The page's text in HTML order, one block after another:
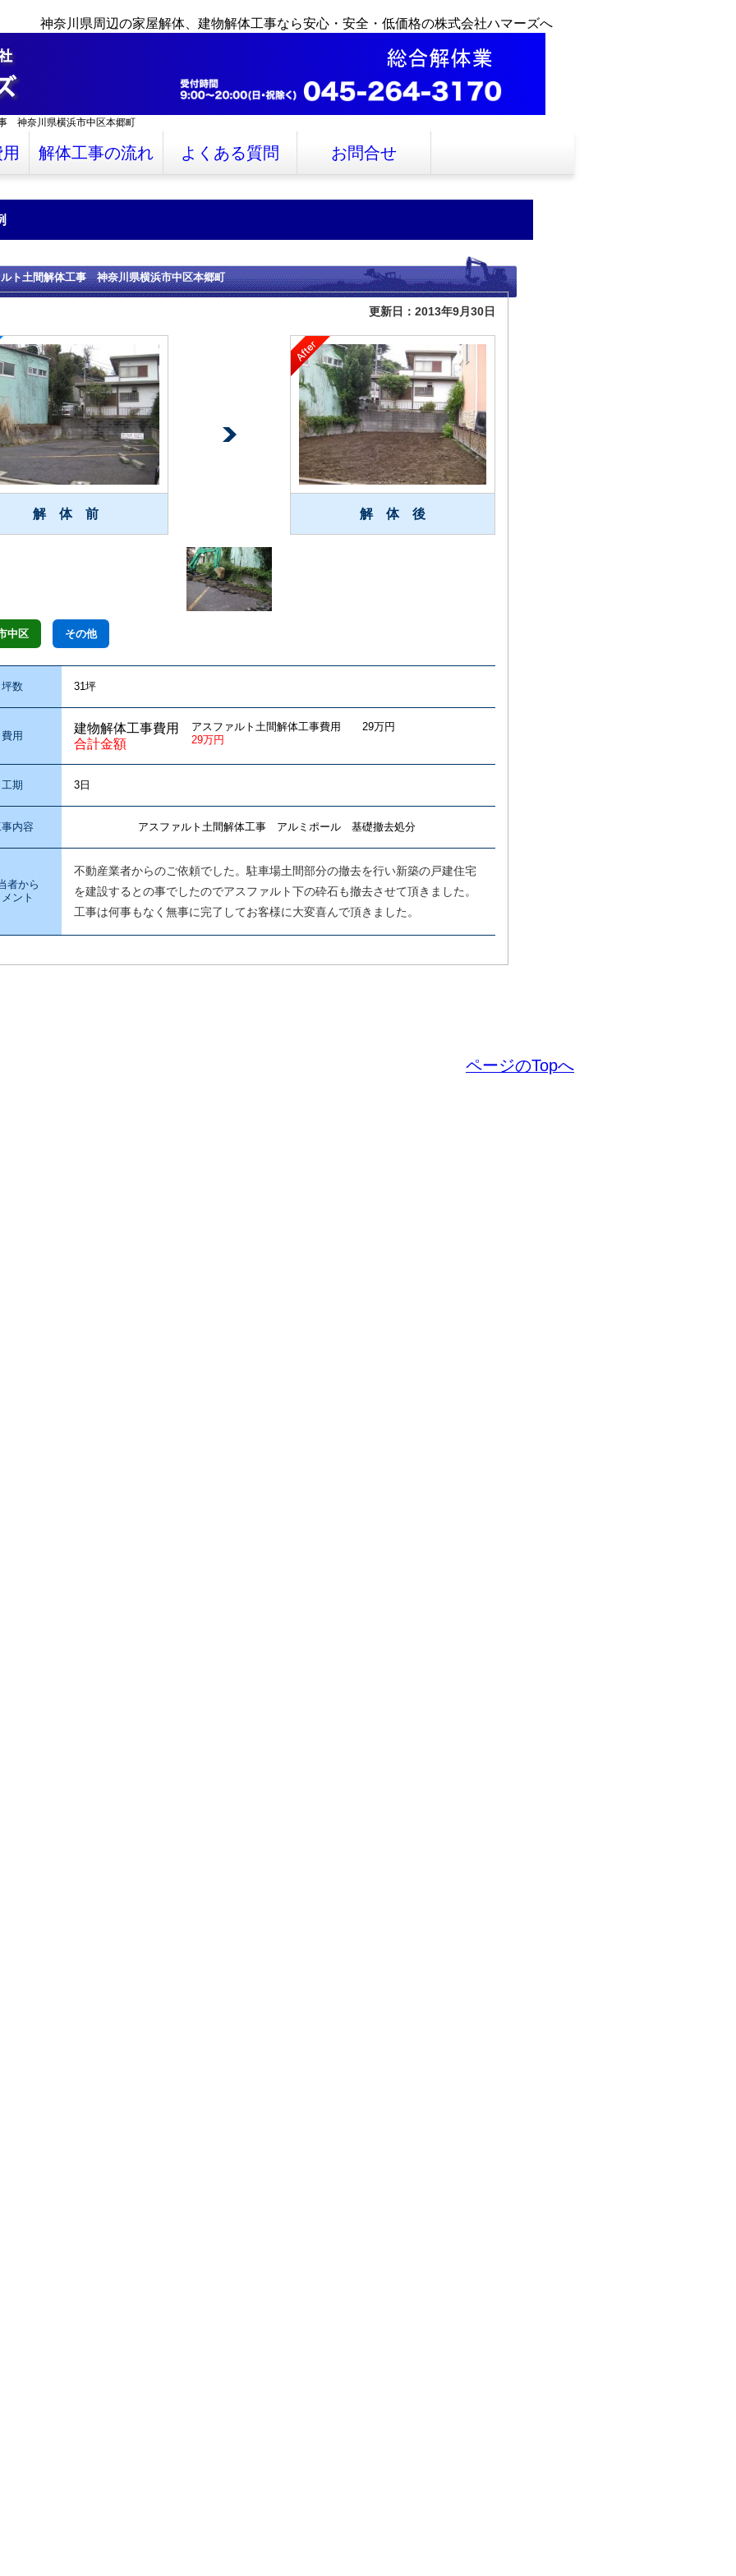
神奈川県周辺の家屋解体、建物解体工事なら安心・安全・低価格の株式会社ハマーズへ
神奈川県横浜市中区本郷町
解体工事の流れ よくある質問 お問合せ
ト土間解体工事 神奈川県横浜市中区本郷町
更新日：2013年9月30日
解 体 前 解 体 後
中区 その他
坪数 31坪
費用
建物解体工事費用 アスファルト土間解体工事費用 29万円
合計金額 29万円
工期 3日
内容 アスファルト土間解体工事 アルミポール 基礎撤去処分
者から
ント
不動産業者からのご依頼でした。駐車場土間部分の撤去を行い新築の戸建住宅
を建設するとの事でしたのでアスファルト下の砕石も撤去させて頂きました。
工事は何事もなく無事に完了してお客様に大変喜んで頂きました。
ページのTopへ